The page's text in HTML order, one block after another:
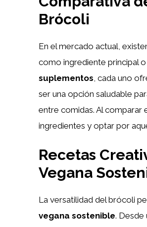
Brócoli
En el mercado actual,
como ingrediente principal
suplementos , cada uno
ser una opción saludable
entre comidas. Al
ingredientes y optar por
Recetas
Vegana
La versatilidad del brócoli
vegana sostenible. Desde